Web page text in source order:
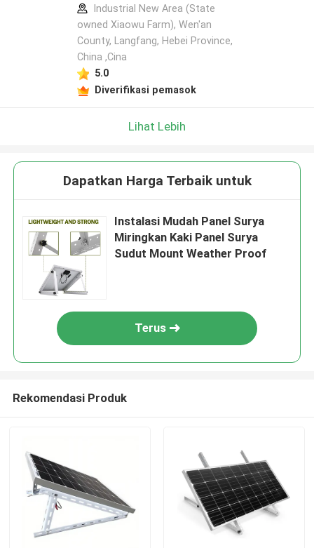
Industrial New Area (State
owned Xiaowu Farm), Wen'an
County, Langfang, Hebei Province,
China ,Cina
5.0
Diverifikasi pemasok
Lihat Lebih
Dapatkan Harga Terbaik untuk
Instalasi Mudah Panel Surya
Miringkan Kaki Panel Surya
Sudut Mount Weather Proof
Terus
Rekomendasi Produk